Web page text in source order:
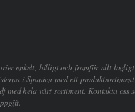
enkelt, billigt och framför allt
i Spanien med ett
hela vårt sortiment. Kontakta oss